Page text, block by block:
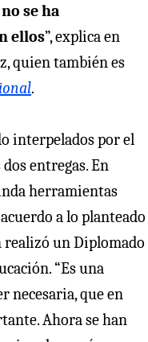
se ha
ellos”, explica en
quien también es
.
interpelados por el
dos entregas. En
herramientas
a lo planteado
realizó un Diplomado
“Es una
necesaria, que en
Ahora se han